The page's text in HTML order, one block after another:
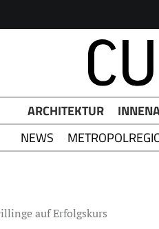
Button
ARCHITEKTUR
NEWS
auf Erfolgskurs